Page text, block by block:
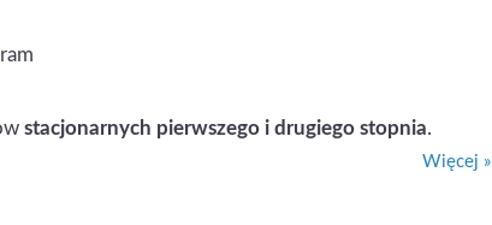
stacjonarnych pierwszego i drugiego stopnia.
Więcej »